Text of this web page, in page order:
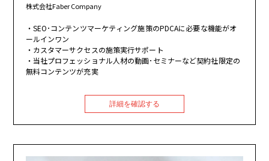
株式会社Faber Company
SEO･コンテンツマーケティング施策のPDCAに必要な機能がオ
ールインワン
カスタマーサクセスの施策実行サポート
当社プロフェッショナル人材の動画･セミナーなど契約社限定の
無料コンテンツが充実
詳細を確認する